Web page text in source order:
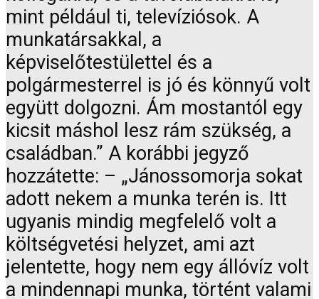
mint például ti, televíziósok. A
munkatársakkal, a
képviselőtestülettel és a
polgármesterrel is jó és könnyű volt
együtt dolgozni. Ám mostantól egy
kicsit máshol lesz rám szükség, a
családban.” A korábbi jegyző
hozzátette: – „Jánossomorja sokat
adott nekem a munka terén is. Itt
ugyanis mindig megfelelő volt a
költségvetési helyzet, ami azt
jelentette, hogy nem egy állóvíz volt
a mindennapi munka, történt valami